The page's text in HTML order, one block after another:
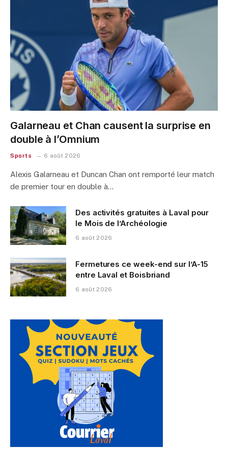
Galarneau et Chan causent la surprise en
double à l’Omnium
Sports 6 août 2026
Alexis Galarneau et Duncan Chan ont remporté leur match
de premier tour en double à…
Des activités gratuites à Laval pour
le Mois de l’Archéologie
6 août 2026
Fermetures ce week-end sur l’A-15
entre Laval et Boisbriand
6 août 2026